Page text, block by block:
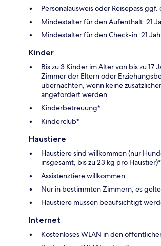
Personalausweis oder Reisepass
Mindestalter für den Aufenthalt: 21
Mindestalter für den Check-in: 21
Kinder
Bis zu 3 Kinder im Alter von bis zu 17
Zimmer der Eltern oder
übernachten, wenn keine
angefordert werden.
Kinderbetreuung*
Kinderclub*
Haustiere
Haustiere sind willkommen (nur
insgesamt, bis zu 23 kg pro Haustier)*
Assistenztiere willkommen
Nur in bestimmten Zimmern, es
Haustiere müssen beaufsichtigt
Internet
Kostenloses WLAN in den